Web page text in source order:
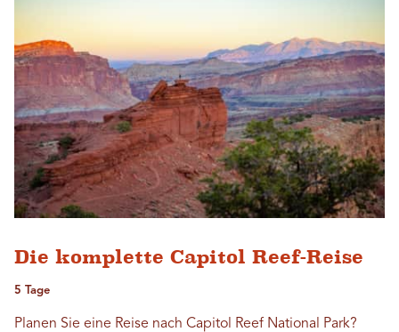
Die komplette Capitol Reef-Reise
5 Tage
Planen Sie eine Reise nach Capitol Reef National Park?